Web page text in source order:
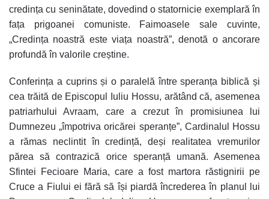
credința cu seninătate, dovedind o statornicie exemplară în
fața prigoanei comuniste. Faimoasele sale cuvinte,
„Credința noastră este viața noastră”, denotă o ancorare
profundă în valorile creștine.
Conferința a cuprins și o paralelă între speranța biblică și
cea trăită de Episcopul Iuliu Hossu, arătând că, asemenea
patriarhului Avraam, care a crezut în promisiunea lui
Dumnezeu „împotriva oricărei speranțe”, Cardinalul Hossu
a rămas neclintit în credință, deși realitatea vremurilor
părea să contrazică orice speranță umană. Asemenea
Sfintei Fecioare Maria, care a fost martora răstignirii pe
Cruce a Fiului ei fără să își piardă încrederea în planul lui